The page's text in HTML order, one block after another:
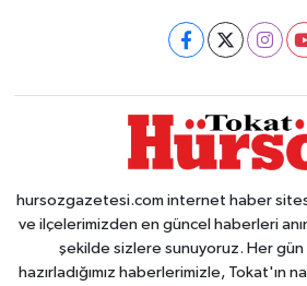
hursozgazetesi.com internet haber
ve ilçelerimizden en güncel haberleri
şekilde sizlere sunuyoruz. Her gün
hazırladığımız haberlerimizle, Tokat'ın